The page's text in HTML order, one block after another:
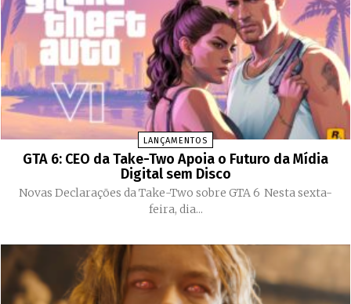
LANÇAMENTOS
GTA 6: CEO da Take-Two Apoia o Futuro da Mídia
Digital sem Disco
Novas Declarações da Take-Two sobre GTA 6 Nesta sexta-
feira, dia...